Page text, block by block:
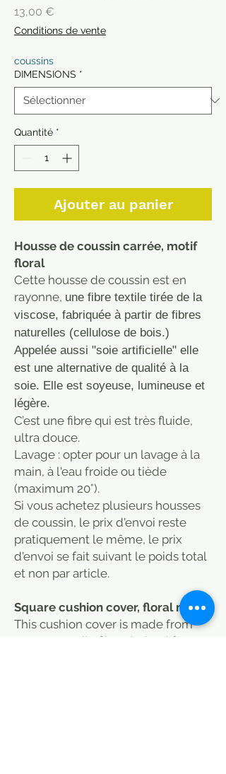
13,00 €
Conditions de vente
coussins
DIMENSIONS *
Quantité *
Ajouter au panier
Housse de coussin carrée, motif
floral
Cette housse de coussin est en
rayonne, une fibre textile tirée de la
viscose, fabriquée à partir de fibres
naturelles (cellulose de bois.)
Appelée aussi "soie artificielle" elle
est une alternative de qualité à la
soie. Elle est soyeuse, lumineuse et
légère.
C’est une fibre qui est très fluide,
ultra douce.
Lavage : opter pour un lavage à la
main, à l'eau froide ou tiède
(maximum 20°).
Si vous achetez plusieurs housses
de coussin, le prix d'envoi reste
pratiquement le même, le prix
d'envoi se fait suivant le poids total
et non par article.
Square cushion cover, floral motif
This cushion cover is made from
rayon, a textile fibre derived from